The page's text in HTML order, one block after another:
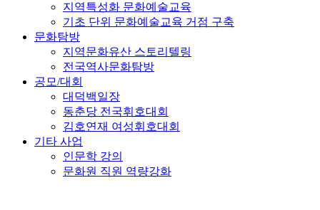
지역특성화 문화예술교육
기초 단위 문화예술교육 거점 구축
문화탐방
지역문화유산 스토리텔링
전국역사문화탐방
공모/대회
대덕백일장
동춘당 전국휘호대회
김호연재 여성휘호대회
기타 사업
인문학 강의
문화원 직원 역량강화